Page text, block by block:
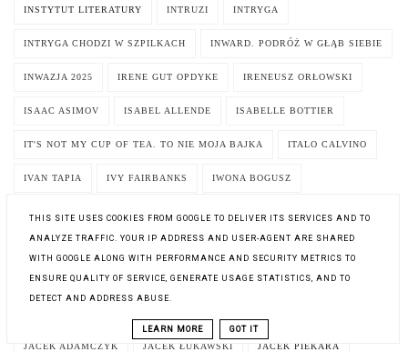
INSTYTUT LITERATURY INTRUZI INTRYGA
INTRYGA CHODZI W SZPILKACH INWARD. PODRÓŻ W GŁĄB SIEBIE
INWAZJA 2025 IRENE GUT OPDYKE IRENEUSZ ORŁOWSKI
ISAAC ASIMOV ISABEL ALLENDE ISABELLE BOTTIER
IT'S NOT MY CUP OF TEA. TO NIE MOJA BAJKA ITALO CALVINO
IVAN TAPIA IVY FAIRBANKS IWONA BOGUSZ
J.R.R. TOLKIEN JA JA ANIELICA JA DIABLICA
JACEK ADAMCZYK JACEK ŁUKAWSKI JACEK PIEKARA
THIS SITE USES COOKIES FROM GOOGLE TO DELIVER ITS SERVICES AND TO
ANALYZE TRAFFIC. YOUR IP ADDRESS AND USER-AGENT ARE SHARED
WITH GOOGLE ALONG WITH PERFORMANCE AND SECURITY METRICS TO
ENSURE QUALITY OF SERVICE, GENERATE USAGE STATISTICS, AND TO
DETECT AND ADDRESS ABUSE.
LEARN MORE GOT IT